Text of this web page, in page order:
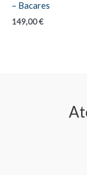
– Bacares
149,00€